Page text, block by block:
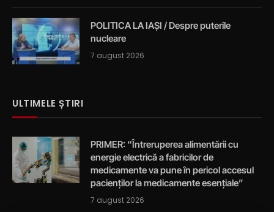
POLITICA LA IAȘI / Despre puterile
nucleare
7 august 2026
ULTIMELE ȘTIRI
PRIMER: “Întreruperea alimentării cu
energie electrică a fabricilor de
medicamente va pune în pericol accesul
pacienților la medicamente esențiale”
7 august 2026